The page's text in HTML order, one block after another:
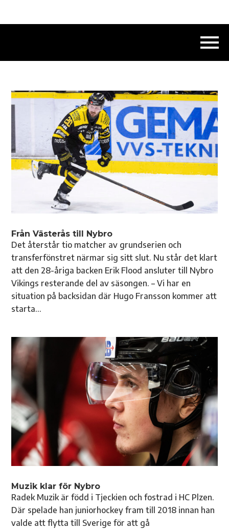
Från Västerås till Nybro
Det återstår tio matcher av grundserien och
transferfönstret närmar sig sitt slut. Nu står det klart
att den 28-åriga backen Erik Flood ansluter till Nybro
Vikings resterande del av säsongen. – Vi har en
situation på backsidan där Hugo Fransson kommer att
starta...
Muzik klar för Nybro
Radek Muzik är född i Tjeckien och fostrad i HC Plzen.
Där spelade han juniorhockey fram till 2018 innan han
valde att flytta till Sverige för att gå